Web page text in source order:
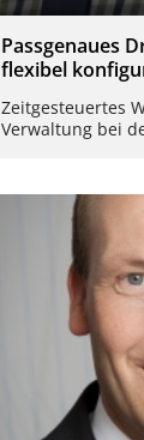
Passgenaues
flexibel
Zeitgesteuertes
Verwaltung bei